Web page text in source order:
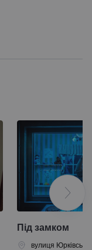
Під замком
вулиця